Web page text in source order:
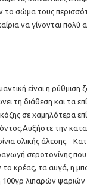
το σώμα τους
να γίνονται
είναι η ρύθμιση
τη διάθεση και τα
σε χαμηλότερα
την
ολικής άλεσης.
σεροτονίνης που
το κρέας, τα αυγά, η
100γρ λιπαρών